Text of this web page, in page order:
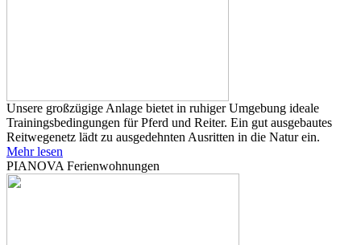
Unsere großzügige Anlage bietet in ruhiger Umgebung ideale
Trainingsbedingungen für Pferd und Reiter. Ein gut ausgebautes
Reitwegenetz lädt zu ausgedehnten Ausritten in die Natur ein.
Mehr lesen
PIANOVA Ferienwohnungen